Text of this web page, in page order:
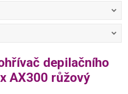
depilačního
AX300 růžový